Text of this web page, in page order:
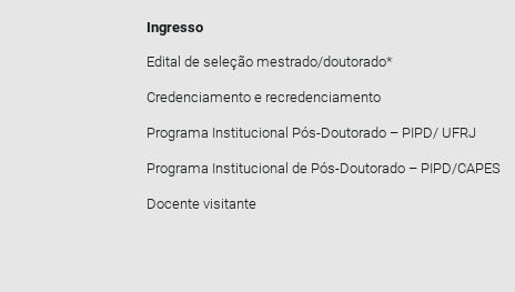
Ingresso
Edital de seleção mestrado/doutorado*
Credenciamento e recredenciamento
Programa Institucional Pós-Doutorado – PIPD/ UFRJ
Programa Institucional de Pós-Doutorado – PIPD/CAPES
Docente visitante